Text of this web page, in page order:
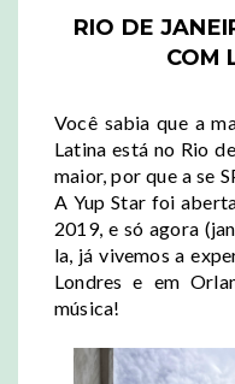
RIO DE
COM
Você sabia que a
Latina está no Rio
maior, por que a se
A Yup Star foi
2019, e só agora
la, já vivemos a
Londres e em
música!